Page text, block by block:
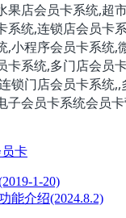
果店会员卡系统,超
系统,连锁店会员卡
,小程序会员卡系统,
卡系统,多门店会员
锁门店会员卡系统
子会员卡系统会员
卡
1-20)
能介绍(2024.8.2)